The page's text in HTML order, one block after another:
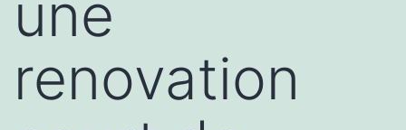
une
renovation